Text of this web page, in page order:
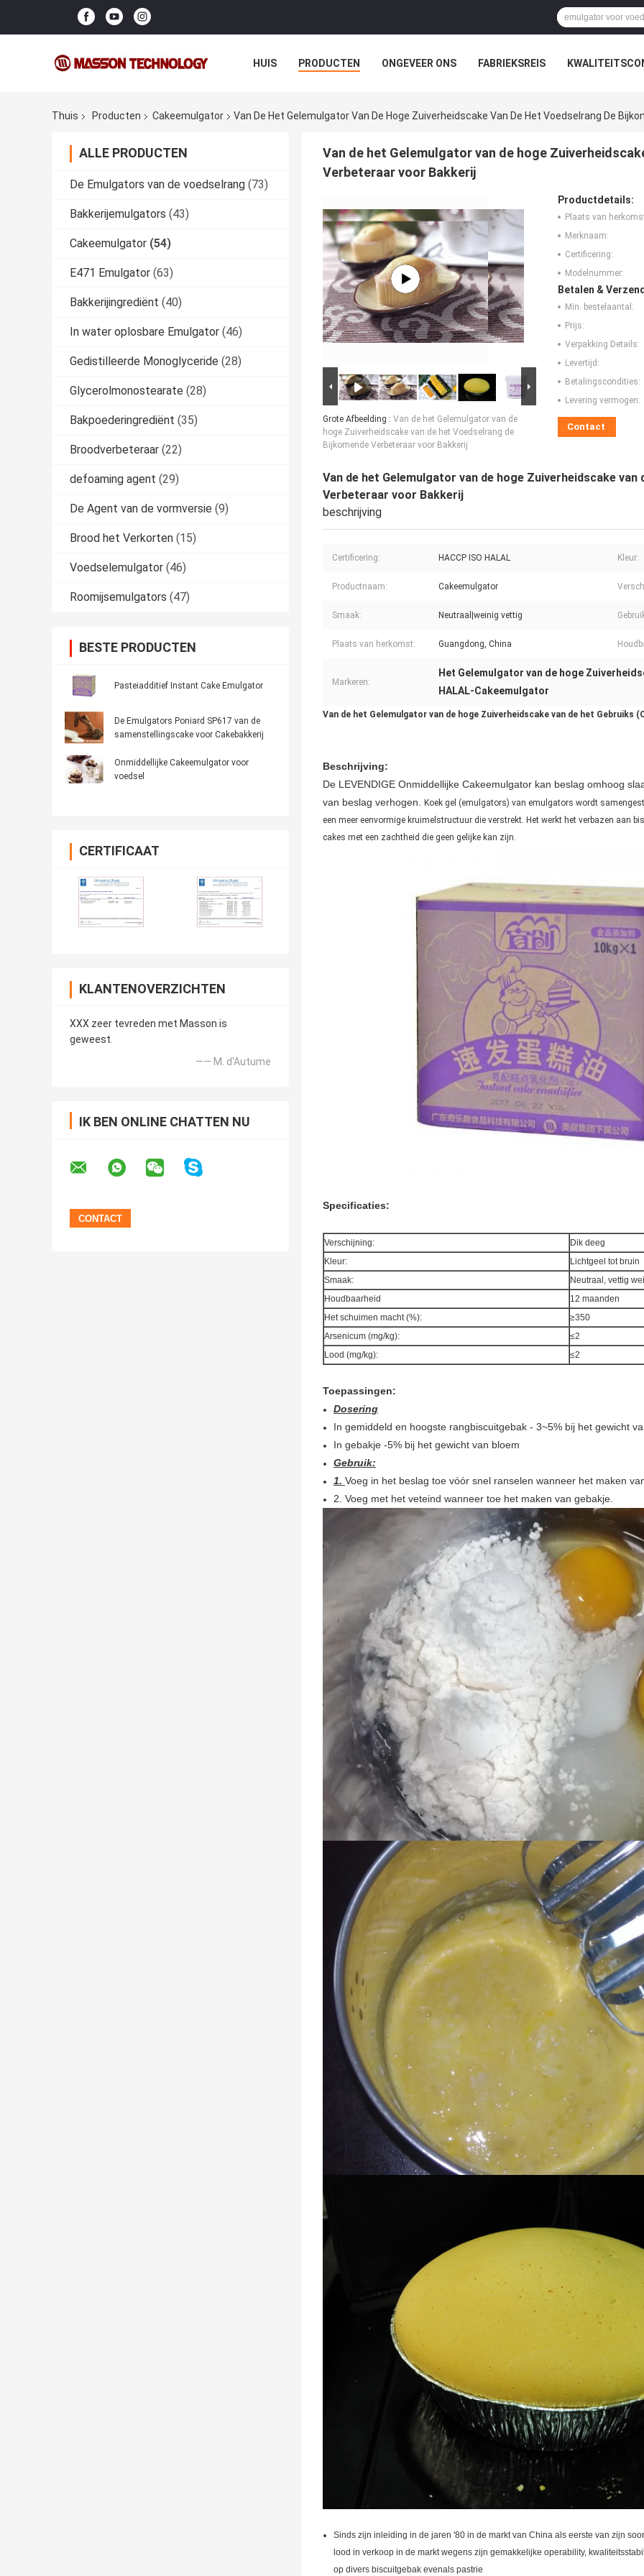
HUIS PRODUCTEN ONGEVEER ONS FABRIEKSREIS
Thuis Producten Cakeemulgator Van De Het Gelemulgator Van De Hoge Zuiverheidscake Van De Het Voedselrang De
ALLE PRODUCTEN
De Emulgators van de voedselrang (73)
Bakkerijemulgators (43)
Cakeemulgator (54)
E471 Emulgator (63)
Bakkerijingrediënt (40)
In water oplosbare Emulgator (46)
Gedistilleerde Monoglyceride (28)
Glycerolmonostearate (28)
Bakpoederingrediënt (35)
Broodverbeteraar (22)
defoaming agent (29)
De Agent van de vormversie (9)
Brood het Verkorten (15)
Voedselemulgator (46)
Roomijsemulgators (47)
BESTE PRODUCTEN
Pasteiadditief Instant Cake Emulgator
De Emulgators Poniard SP617 van de
samenstellingscake voor Cakebakkerij
Onmiddellijke Cakeemulgator voor
voedsel
CERTIFICAAT
KLANTENOVERZICHTEN
XXX zeer tevreden met Masson is
geweest.
—— M. d'Autume
IK BEN ONLINE CHATTEN NU
Van de het Gelemulgator van de hoge
Verbeteraar voor Bakkerij
Grote Afbeelding : Van de het Gelemulgator van de
hoge Zuiverheidscake van de het Voedselrang de
Bijkomende Verbeteraar voor Bakkerij
Productdetails:
Plaats van
Merknaam:
Certificering:
Modelnummer:
Betalen &
Min. bestelaantal:
Prijs:
Verpakking Details:
Levertijd:
Betalingscondities:
Levering vermogen:
Contact
Van de het Gelemulgator van de hoge Zuiverheidscake
Verbeteraar voor Bakkerij
beschrijving
Certificering: HACCP ISO HALAL Kleur:
Productnaam: Cakeemulgator
Smaak: Neutraal|weinig vettig
Plaats van herkomst: Guangdong, China
Markeren:
Het Gelemulgator van de hoge
HALAL-Cakeemulgator
Van de het Gelemulgator van de hoge Zuiverheidscake van de het Gebruiks
Beschrijving:
De LEVENDIGE Onmiddellijke Cakeemulgator kan beslag omhoog
van beslag verhogen. Koek gel (emulgators) van emulgators wordt
een meer eenvormige kruimelstructuur die verstrekt. Het werkt het verbazen aan
cakes met een zachtheid die geen gelijke kan zijn.
Specificaties:
Verschijning:
Dik deeg
Kleur:
Lichtgeel tot bruin
Smaak:
Neutraal, vettig
Houdbaarheid
12 maanden
Het schuimen macht (%):
≥350
Arsenicum (mg/kg):
≤2
Lood (mg/kg):
≤2
Toepassingen:
Dosering
In gemiddeld en hoogste rangbiscuitgebak - 3~5% bij het gewicht
In gebakje -5% bij het gewicht van bloem
Gebruik:
1. Voeg in het beslag toe vóór snel ranselen wanneer het maken
2. Voeg met het veteind wanneer toe het maken van gebakje.
Sinds zijn inleiding in de jaren '80 in de markt van China als eerste van zijn
lood in verkoop in de markt wegens zijn gemakkelijke operability,
op divers biscuitgebak evenals pastrie